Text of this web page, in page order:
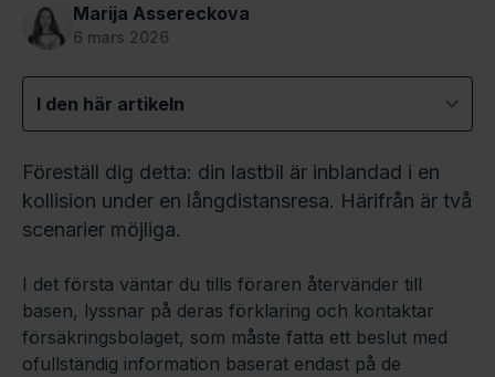
Marija Assereckova
6 mars 2026
I den här artikeln
Föreställ dig detta: din lastbil är inblandad i en
kollision under en långdistansresa. Härifrån är två
scenarier möjliga.
I det första väntar du tills föraren återvänder till
basen, lyssnar på deras förklaring och kontaktar
försäkringsbolaget, som måste fatta ett beslut med
ofullständig information baserat endast på de